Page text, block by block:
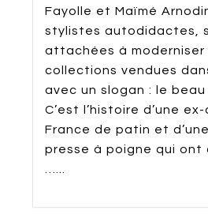
Fayolle et Maïmé
stylistes autodidactes,
attachées à moderniser
collections vendues
avec un slogan : le beau
C’est l’histoire d’une
France de patin et
presse à poigne qui ont